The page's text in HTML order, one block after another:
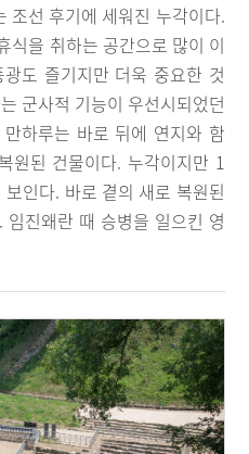
조선 후기에 세워진 누각이다.
식을 취하는 공간으로 많이 이
도 즐기지만 더욱 중요한 것
군사적 기능이 우선시되었던
하루는 바로 뒤에 연지와 함
원된 건물이다. 누각이지만 1
인다. 바로 곁의 새로 복원된
진왜란 때 승병을 일으킨 영